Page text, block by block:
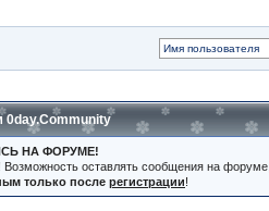
НА ФОРУМЕ!
оставлять сообщения на
только после регистрации!